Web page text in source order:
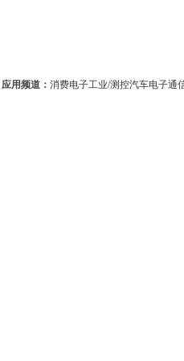
应用频道： 消费电子工业/测控汽车电子通